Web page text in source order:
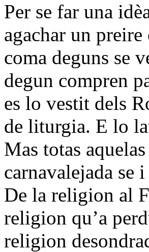
Per se far una
agachar un
coma deguns se
degun compren
es lo vestit dels
de liturgia. E lo
Mas totas
carnavalejada se
De la religion al
religion qu’a
religion